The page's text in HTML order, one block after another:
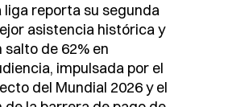
liga reporta su segunda
asistencia histórica y
salto de 62% en
impulsada por el
del Mundial 2026 y el